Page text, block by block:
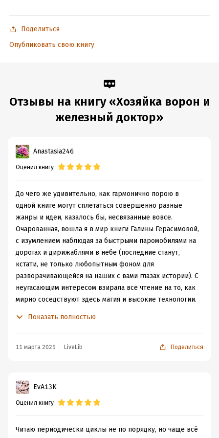
– Запутанные семейные отношения.
– Заслуженный отпуск, стремительно перешедший в работу.
Подробная информация
Дата написания:
2025
ISBN (EAN):
9785042207334
Время на чтение:
Поделиться
Опубликовать свою книгу
Отзывы на книгу «Хозяйка ворон и
железный доктор»
Anastasia246
Оценил книгу
До чего же удивительно, как гармонично порою в
одной книге могут сплетаться совершенно разные
жанры и идеи, казалось бы, несвязанные вовсе.
Очарованная, вошла я в мир книги Галины Герасимовой,
с изумлением наблюдая за быстрыми паромобилями на
дорогах и дирижаблями в небе (последние станут,
кстати, не только любопытным фоном для
разворачивающейся на наших с вами глазах истории). С
неугасающим интересом взирала все чтение на то, как
мирно соседствуют здесь магия и высокие технологии.
Пустошь. Меня все больше интриговала детективная
переложение (или, скорее, некая отсылка) ко всем
известной сказке "Красавица и чудовище", хотя, по
правде. чудовищами здесь ощущали себя оба. А еще
трансгуманизма, когда наука и техника становятся
Показать полностью
11 марта 2025 LiveLib Поделиться
EvA13K
Оценил книгу
Читаю периодически циклы не по порядку, но чаще всё